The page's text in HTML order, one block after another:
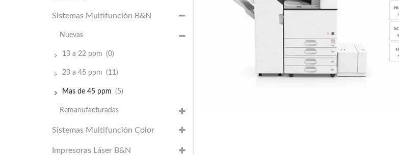
Sistemas Multifunción B&N
Nuevas
13 a 22 ppm (0)
23 a 45 ppm (11)
Mas de 45 ppm (5)
Remanufacturadas
Sistemas Multifunción Color
Impresoras Láser B&N